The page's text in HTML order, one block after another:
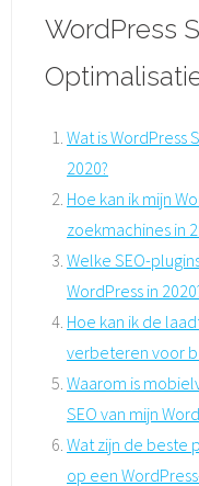
WordPress
Wat is WordPress
2020?
Hoe kan ik mijn
zoekmachines in
Welke SEO-
WordPress in
Hoe kan ik de
verbeteren voor
Waarom is
SEO van mijn
Wat zijn de beste
op een